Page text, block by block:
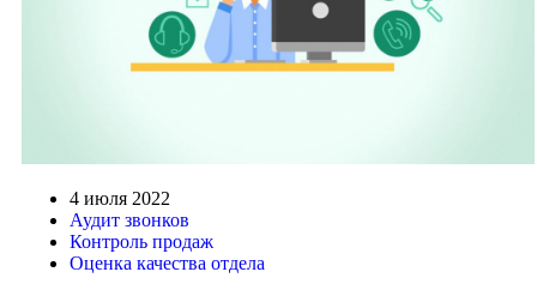
4 июля 2022
Аудит звонков
Контроль продаж
Оценка качества отдела